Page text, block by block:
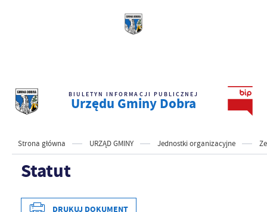
BIULETYN INFORMACJI PUBLICZNEJ
Urzędu Gminy Dobra
Strona główna URZĄD GMINY Jednostki organizacyjne
Statut
DRUKUJ DOKUMENT